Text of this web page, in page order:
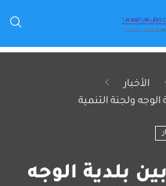
الأخبار
ولجنة التنمية
بلدية الوجه